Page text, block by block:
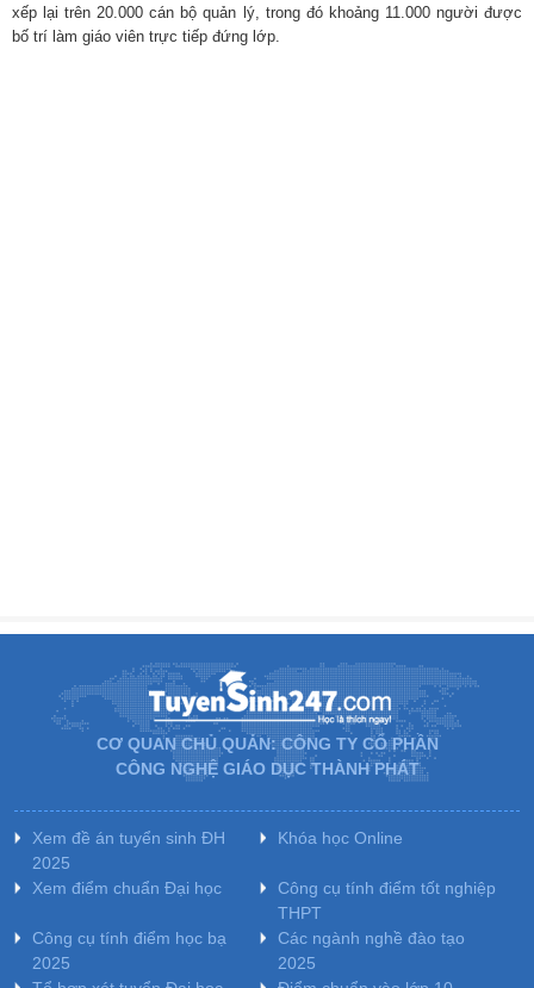
xếp lại trên 20.000 cán bộ quản lý, trong đó khoảng 11.000 người được
bố trí làm giáo viên trực tiếp đứng lớp.
CƠ QUAN CHỦ QUẢN: CÔNG TY CỔ PHẦN
CÔNG NGHỆ GIÁO DỤC THÀNH PHÁT
Xem đề án tuyển sinh ĐH
2025
Khóa học Online
Xem điểm chuẩn Đại học
Công cụ tính điểm tốt nghiệp
THPT
Công cụ tính điểm học bạ
2025
Các ngành nghề đào tạo
2025